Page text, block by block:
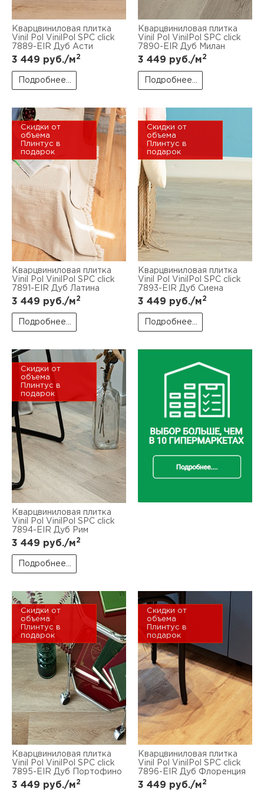
Кварцвиниловая плитка
Vinil Pol VinilPol SPC click
7889-EIR Дуб Асти
3 449 руб./м2
Подробнее...
Кварцвиниловая плитка
Vinil Pol VinilPol SPC click
7890-EIR Дуб Милан
3 449 руб./м2
Подробнее...
Скидки от
объема
Плинтус в
подарок
Кварцвиниловая плитка
Vinil Pol VinilPol SPC click
7891-EIR Дуб Латина
3 449 руб./м2
Подробнее...
Скидки от
объема
Плинтус в
подарок
Кварцвиниловая плитка
Vinil Pol VinilPol SPC click
7893-EIR Дуб Сиена
3 449 руб./м2
Подробнее...
Скидки от
объема
Плинтус в
подарок
Кварцвиниловая плитка
Vinil Pol VinilPol SPC click
7894-EIR Дуб Рим
3 449 руб./м2
Подробнее...
Скидки от
объема
Плинтус в
подарок
Кварцвиниловая плитка
Vinil Pol VinilPol SPC click
7895-EIR Дуб Портофино
3 449 руб./м2
Скидки от
объема
Плинтус в
подарок
Кварцвиниловая плитка
Vinil Pol VinilPol SPC click
7896-EIR Дуб Флоренция
3 449 руб./м2